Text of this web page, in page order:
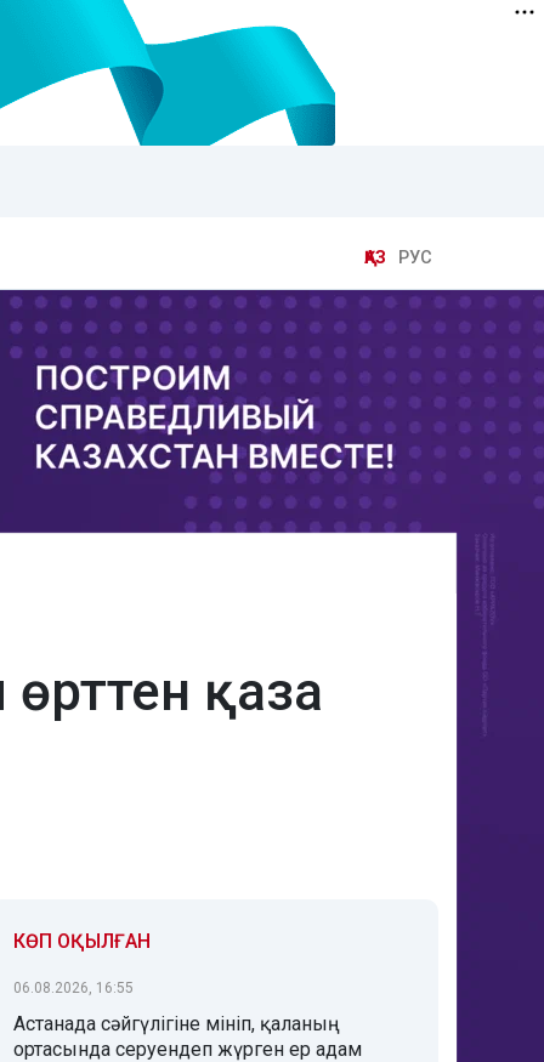
ҚАЗ РУС
қаза
КӨП ОҚЫЛҒАН
06.08.2026, 16:55
Астанада сәйгүлігіне мініп, қаланың
ортасында серуендеп жүрген ер адам